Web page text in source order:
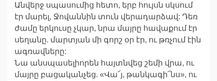
Անվերջ սպասումից հետո, երբ հույսն սկսում
էր մարել, Ջովաննին տուն վերադարձավ: Դեռ
ժամը երկուսը չկար, նրա մայրը հավաքում էր
սեղանը. մարտյան մի գորշ օր էր, ու թռչում էին
ագռավները:
Նա անսպասելիորեն հայտնվեց շեմի վրա, ու
մայրը բացականչեց. «Վա՜յ, թանկագի՜նս», ու